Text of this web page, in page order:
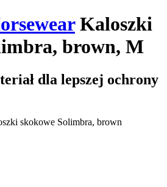
Kaloszki
brown, M
dla lepszej ochrony
skokowe Solimbra, brown